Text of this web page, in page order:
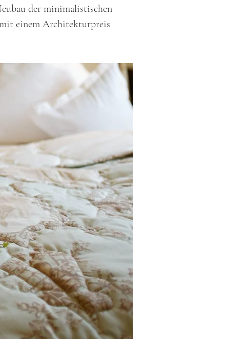
der minimalistischen
mit einem Architekturpreis